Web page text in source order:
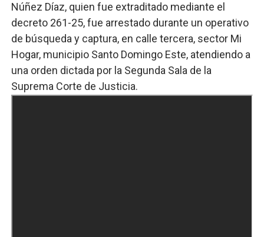
Núñez Díaz, quien fue extraditado mediante el
decreto 261-25, fue arrestado durante un operativo
de búsqueda y captura, en calle tercera, sector Mi
Hogar, municipio Santo Domingo Este, atendiendo a
una orden dictada por la Segunda Sala de la
Suprema Corte de Justicia.